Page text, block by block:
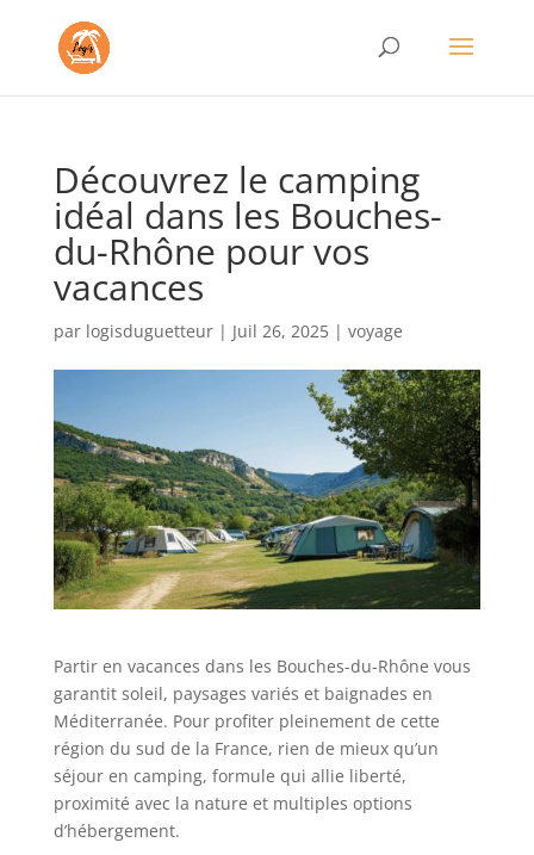
Découvrez le camping
idéal dans les Bouches-
du-Rhône pour vos
vacances
par logisduguetteur| Juil 26, 2025| voyage
Partir en vacances dans les Bouches-du-Rhône vous
garantit soleil, paysages variés et baignades en
Méditerranée. Pour profiter pleinement de cette
région du sud de la France, rien de mieux qu’un
séjour en camping, formule qui allie liberté,
proximité avec la nature et multiples options
d’hébergement.